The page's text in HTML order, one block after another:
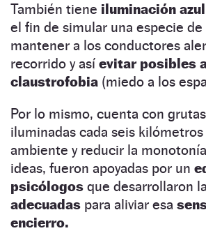
También tiene iluminación
el fin de simular una especie de
mantener a los conductores
recorrido y así evitar posibles
claustrofobia (miedo a los
Por lo mismo, cuenta con
iluminadas cada seis
ambiente y reducir la
ideas, fueron apoyadas por un
psicólogos que desarrollaron
adecuadas para aliviar esa
encierro.